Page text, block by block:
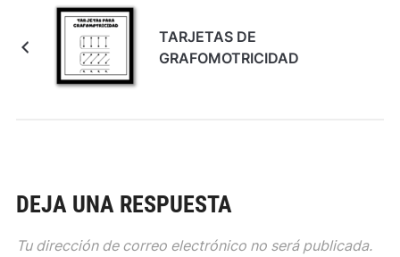
TARJETAS DE
GRAFOMOTRICIDAD
DEJA UNA RESPUESTA
Tu dirección de correo electrónico no será publicada.